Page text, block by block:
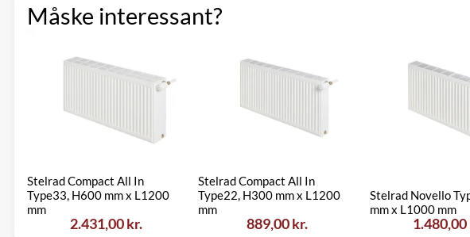
Måske interessant?
Stelrad Compact All In
Type33, H600 mm x L1200
mm
2.431,00 kr.
Stelrad Compact All In
Type22, H300 mm x L1200
mm
889,00 kr.
Stelrad Novello
mm x L1000 mm
1.480,00